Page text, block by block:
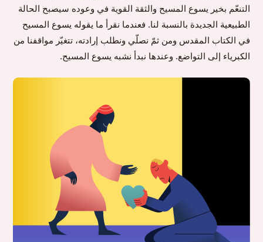
التنعّم بخير يسوع المسيح والثقة القوية في وعوده سيصبح الحالة
الطبيعية الجديدة بالنسبة لنا. فعندما نقرأ ما يقوله يسوع المسيح
في الكتاب المقدس ومن ثمّ نصلّي ونطلب إرادته، تتغيّر مواقفنا من
الكبرياء إلى التواضع. وعندها نبدأ نشبه يسوع المسيح.